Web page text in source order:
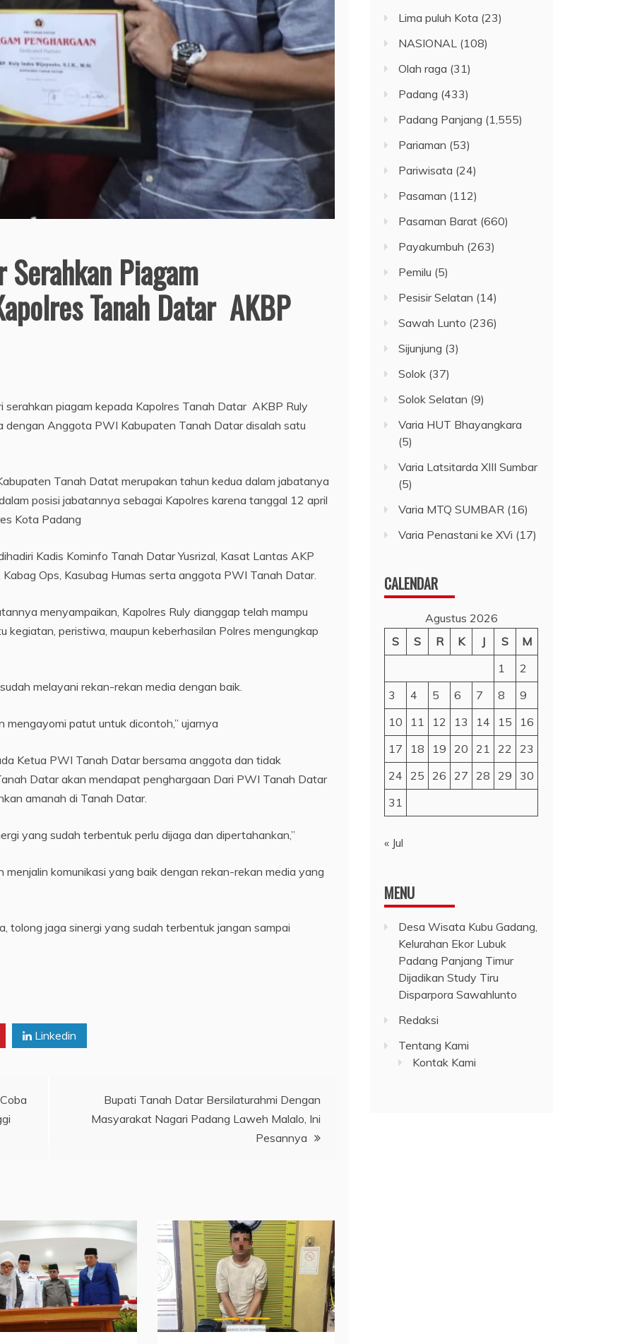
Serahkan Piagam
Tanah Datar AKBP
piagam kepada Kapolres Tanah Datar AKBP Ruly
dengan Anggota PWI Kabupaten Tanah Datar disalah satu
Tanah Datat merupakan tahun kedua dalam jabatanya
posisi jabatannya sebagai Kapolres karena tanggal 12 april
Kota Padang
Kadis Kominfo Tanah Datar Yusrizal, Kasat Lantas AKP
Kabag Ops, Kasubag Humas serta anggota PWI Tanah Datar.
menyampaikan, Kapolres Ruly dianggap telah mampu
kegiatan, peristiwa, maupun keberhasilan Polres mengungkap
melayani rekan-rekan media dengan baik.
patut untuk dicontoh,” ujarnya
Ketua PWI Tanah Datar bersama anggota dan tidak
Datar akan mendapat penghargaan Dari PWI Tanah Datar
amanah di Tanah Datar.
yang sudah terbentuk perlu dijaga dan dipertahankan,”
komunikasi yang baik dengan rekan-rekan media yang
tolong jaga sinergi yang sudah terbentuk jangan sampai
Linkedin
Bupati Tanah Datar Bersilaturahmi Dengan
Masyarakat Nagari Padang Laweh Malalo, Ini
Pesannya
Lima puluh Kota (23)
NASIONAL (108)
Olah raga (31)
Padang (433)
Padang Panjang (1,555)
Pariaman (53)
Pariwisata (24)
Pasaman (112)
Pasaman Barat (660)
Payakumbuh (263)
Pemilu (5)
Pesisir Selatan (14)
Sawah Lunto (236)
Sijunjung (3)
Solok (37)
Solok Selatan (9)
Varia HUT Bhayangkara
(5)
Varia Latsitarda XIII Sumbar
(5)
Varia MTQ SUMBAR (16)
Varia Penastani ke XVi (17)
CALENDAR
Agustus 2026
S
S R K J S
M
1
2
3
4 5 6 7 8
9
10
11 12 13 14 15
16
17
18 19 20 21 22
23
24
25 26 27 28 29
30
31
« Jul
MENU
Desa Wisata Kubu Gadang,
Kelurahan Ekor Lubuk
Padang Panjang Timur
Dijadikan Study Tiru
Disparpora Sawahlunto
Redaksi
Tentang Kami
Kontak Kami